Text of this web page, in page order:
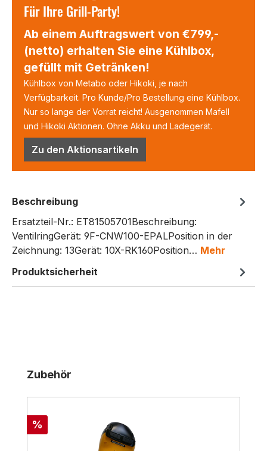
Für Ihre Grill-Party!
Ab einem Auftragswert von €799,-
(netto) erhalten Sie eine Kühlbox,
gefüllt mit Getränken!
Kühlbox von Metabo oder Hikoki, je nach
Verfügbarkeit. Pro Kunde/Pro Bestellung eine Kühlbox.
Nur so lange der Vorrat reicht! Ausgenommen Mafell
und Hikoki Aktionen. Ohne Akku und Ladegerät.
Zu den Aktionsartikeln
Beschreibung
Ersatzteil-Nr.: ET81505701Beschreibung:
VentilringGerät: 9F-CNW100-EPALPosition in der
Zeichnung: 13Gerät: 10X-RK160Position… Mehr
Produktsicherheit
Produktgalerie überspringen
Zubehör
Rabatt
%